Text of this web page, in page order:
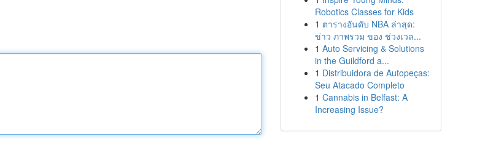
Robotics Classes for Kids
1 ตารางอันดับ NBA ล่าสุด:
ข่าว ภาพรวม ของ ช่วงเวล...
1 Auto Servicing & Solutions
in the Guildford a...
1 Distribuidora de Autopeças:
Seu Atacado Completo
1 Cannabis in Belfast: A
Increasing Issue?